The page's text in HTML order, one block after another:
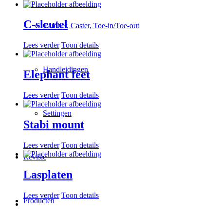
Camber, Caster, Toe-in/Toe-out
Handleidingen
Settingen
Revisie
Producten
C-sleutel
Lees verder Toon details
Elephant feet
Lees verder Toon details
Stabi mount
Lees verder Toon details
Lasplaten
Lees verder Toon details